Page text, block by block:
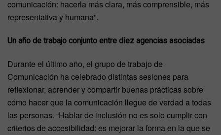
comunicación: hacerla más clara, más comprensible, más
representativa y humana”.
Un año de trabajo conjunto entre diez agencias asociadas
Durante el último año, el grupo de trabajo de
Comunicación ha celebrado distintas sesiones para
reflexionar, aprender y compartir buenas prácticas sobre
cómo hacer que la comunicación llegue de verdad a todas
las personas. “Hablar de inclusión no es solo cumplir con
criterios de accesibilidad: es mejorar la forma en la que se